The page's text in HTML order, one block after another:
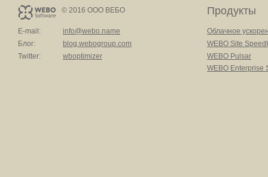
© 2016 ООО ВЕБО
E-mail:
info@webo.name
Блог:
blog.webogroup.com
Twitter:
wboptimizer
Продукты
Облачное
WEBO Site
WEBO Pulsar
WEBO Enterprise